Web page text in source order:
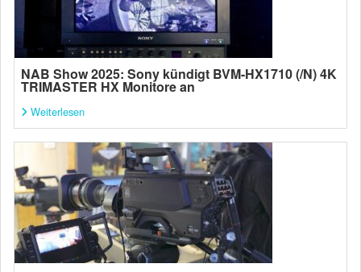
NAB Show 2025: Sony kündigt BVM-HX1710 (/N) 4K
TRIMASTER HX Monitore an
Weiterlesen